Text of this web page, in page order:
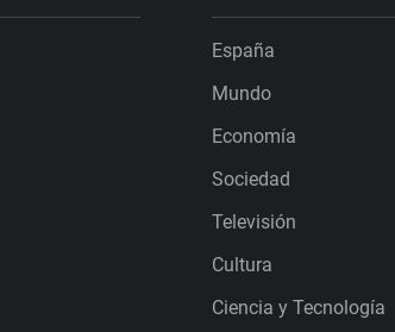
España
Mundo
Economía
Sociedad
Televisión
Cultura
Ciencia y Tecnología